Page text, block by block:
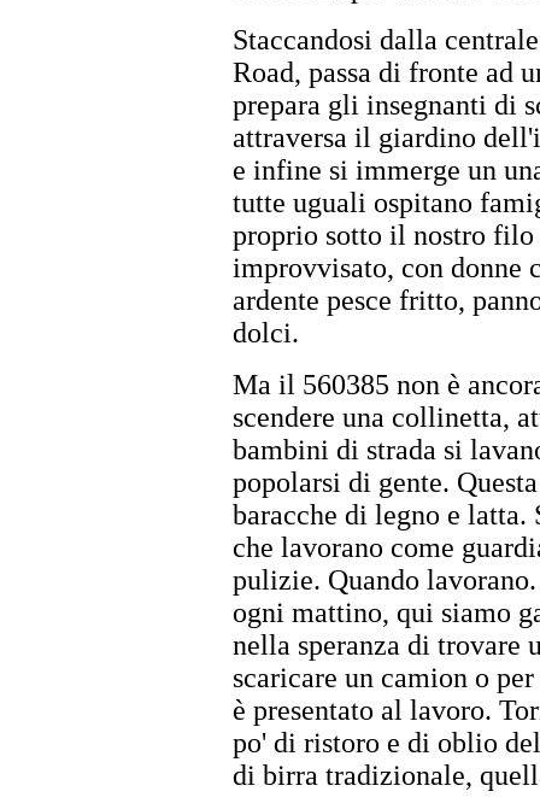
Staccandosi dalla
Road, passa di fronte ad
prepara gli insegnanti di
attraversa il giardino
e infine si immerge un
tutte uguali ospitano
proprio sotto il nostro filo
improvvisato, con donne
ardente pesce fritto,
dolci.
Ma il 560385 non è
scendere una collinetta,
bambini di strada si
popolarsi di gente.
baracche di legno e
che lavorano come
pulizie. Quando
ogni mattino, qui siamo
nella speranza di trovare
scaricare un camion o
è presentato al lavoro.
po' di ristoro e di oblio
di birra tradizionale,